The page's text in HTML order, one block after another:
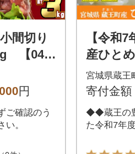
間切り
【043
円
ご確認のう
い。
【令和
産ひと
米・
241】
宮城県蔵王
寄付金額
◆◆蔵王の
た令和7年